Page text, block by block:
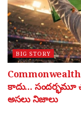
BIG STORY
కాదు…
అసలు నిజాలు